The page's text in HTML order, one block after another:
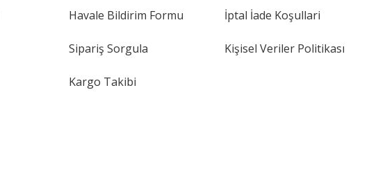
Havale Bildirim Formu
Sipariş Sorgula
Kargo Takibi
İptal İade Koşullari
Kişisel Veriler Politikası